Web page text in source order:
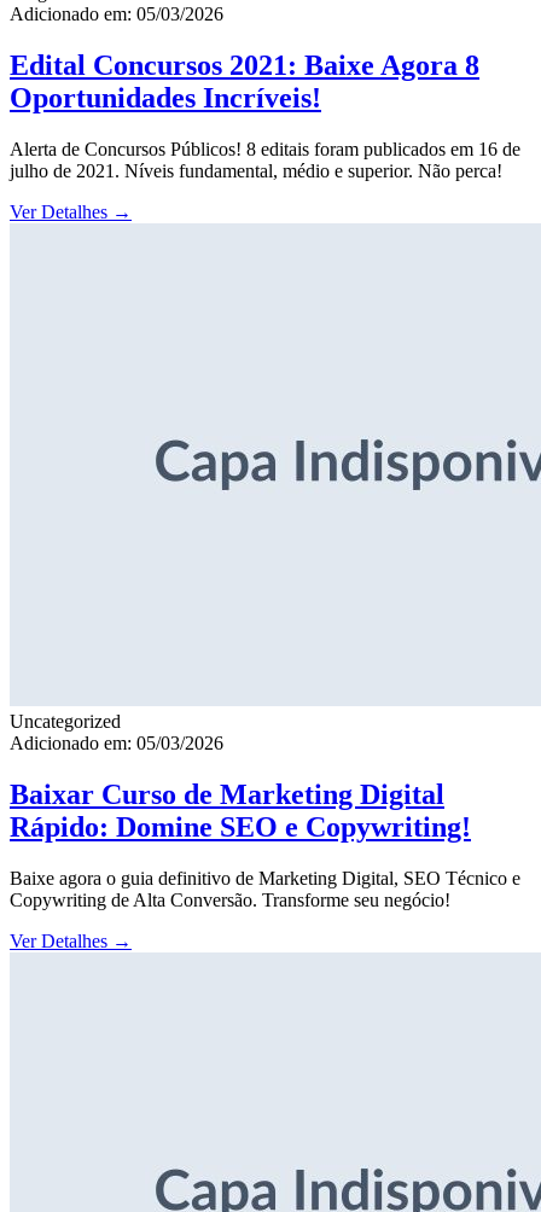
Adicionado em: 05/03/2026
Edital Concursos 2021: Baixe Agora 8
Oportunidades Incríveis!
Alerta de Concursos Públicos! 8 editais foram publicados em 16 de
julho de 2021. Níveis fundamental, médio e superior. Não perca!
Ver Detalhes →
Uncategorized
Adicionado em: 05/03/2026
Baixar Curso de Marketing Digital
Rápido: Domine SEO e Copywriting!
Baixe agora o guia definitivo de Marketing Digital, SEO Técnico e
Copywriting de Alta Conversão. Transforme seu negócio!
Ver Detalhes →